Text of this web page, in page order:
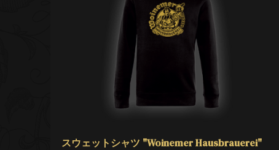
スウェットシャツ "Woinemer Hausbrauerei"